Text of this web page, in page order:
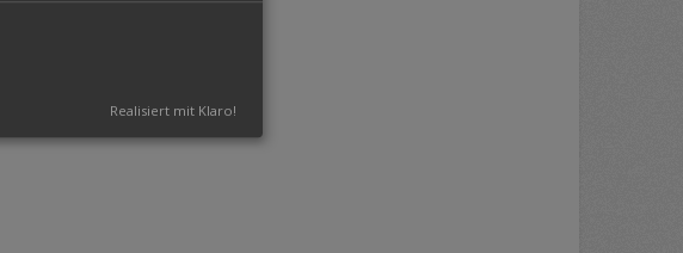
Realisiert mit Klaro!